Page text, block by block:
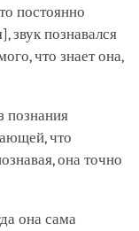
постоянно
звук познавался
что знает она,
познания
что
она точно
она сама